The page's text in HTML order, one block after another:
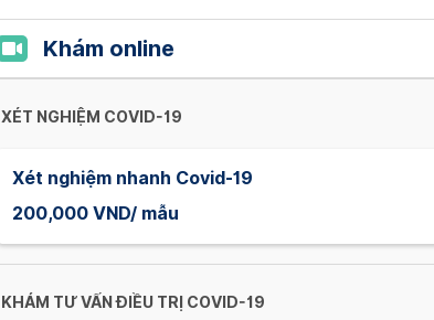
Khám online
XÉT NGHIỆM COVID-19
Xét nghiệm nhanh Covid-19
200,000 VND/ mẫu
KHÁM TƯ VẤN ĐIỀU TRỊ COVID-19